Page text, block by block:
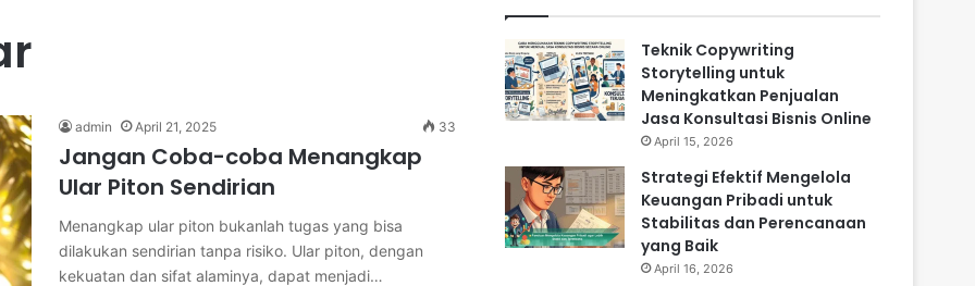
admin April 21, 2025 33
Jangan Coba-coba Menangkap
Ular Piton Sendirian
Menangkap ular piton bukanlah tugas yang bisa
dilakukan sendirian tanpa risiko. Ular piton, dengan
kekuatan dan sifat alaminya, dapat menjadi…
Teknik Copywriting
Storytelling untuk
Meningkatkan Penjualan
Jasa Konsultasi Bisnis Online
April 15, 2026
Strategi Efektif Mengelola
Keuangan Pribadi untuk
Stabilitas dan Perencanaan
yang Baik
April 16, 2026